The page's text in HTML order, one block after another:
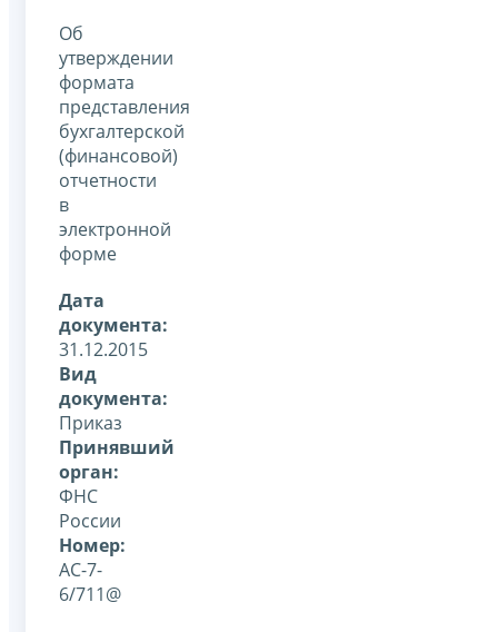
Об
утверждении
формата
представления
бухгалтерской
(финансовой)
отчетности
в
электронной
форме
Дата
документа:
31.12.2015
Вид
документа:
Приказ
Принявший
орган:
ФНС
России
Номер:
АС-7-
6/711@